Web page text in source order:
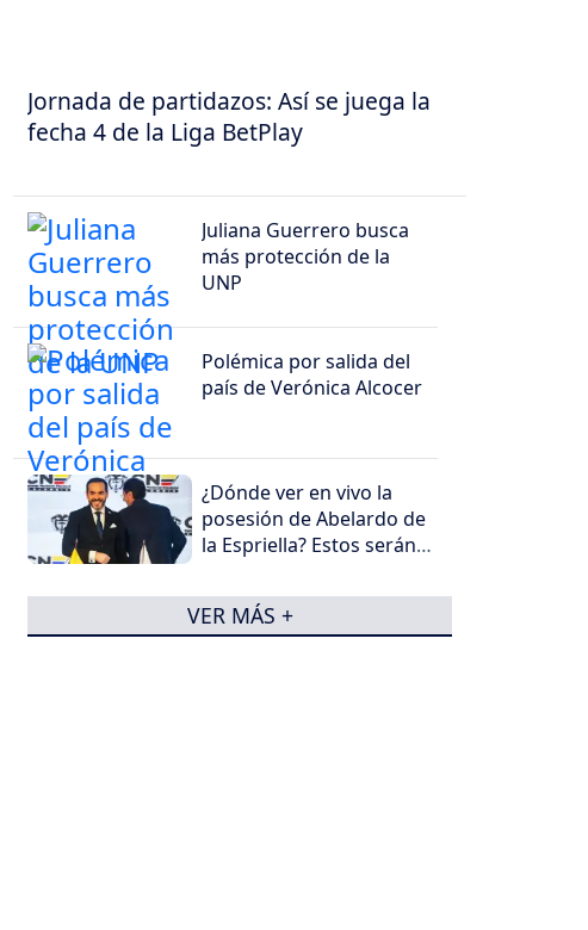
Jornada de partidazos: Así se juega la
fecha 4 de la Liga BetPlay
Juliana Guerrero busca
más protección de la
UNP
Polémica por salida del
país de Verónica Alcocer
¿Dónde ver en vivo la
posesión de Abelardo de
la Espriella? Estos serán
transmitirán
VER MÁS +